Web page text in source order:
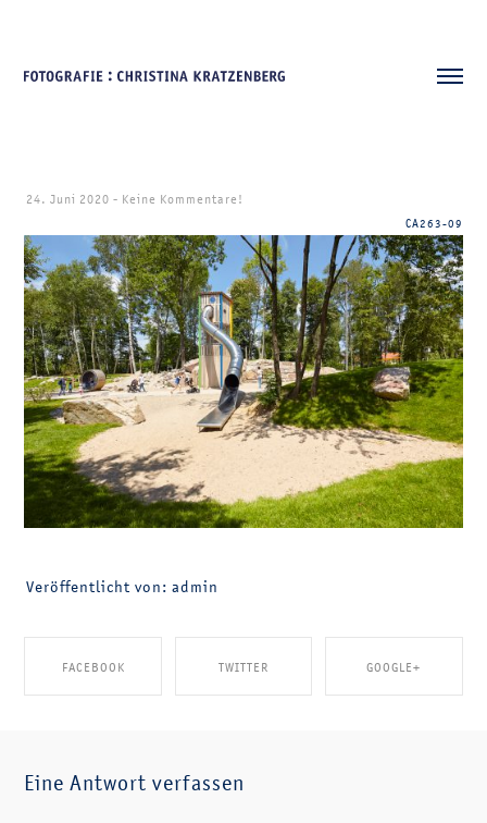
24. Juni 2020 - Keine Kommentare!
CA263-09
Veröffentlicht von: admin
FACEBOOK TWITTER GOOGLE+
Eine Antwort verfassen